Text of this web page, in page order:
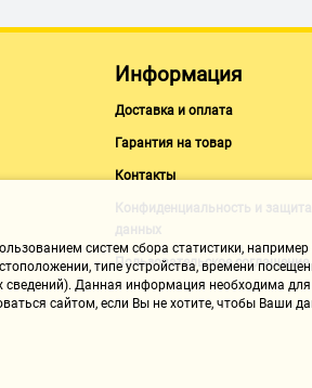
Информация
Доставка и оплата
Гарантия на товар
Контакты
Конфиденциальность и
данных
Пользовательское соглашение
систем сбора статистики,
типе устройства, времени
Данная информация необходима
сайтом, если Вы не хотите, чтобы Ваши